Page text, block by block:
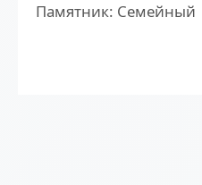
Памятник: Семейный